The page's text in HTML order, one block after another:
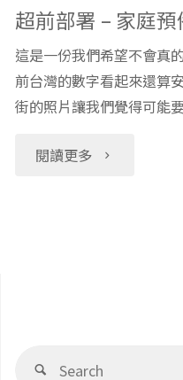
品、
預
備
超前部署 – 家庭
這是一份我們希望不會真
前台灣的數字看起來還算
街的照片讓我們覺得可能
閱讀更多
"超
家
Search